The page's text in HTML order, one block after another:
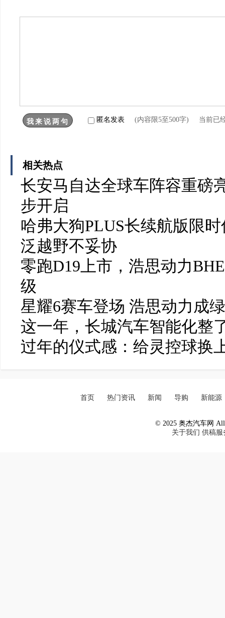
匿名发表 (内容限5至500字) 当前已
相关热点
长安马自达全球车阵容重磅
步开启
哈弗大狗PLUS长续航版限
泛越野不妥协
零跑D19上市，浩思动力
级
星耀6赛车登场 浩思动力成
这一年，长城汽车智能化整
过年的仪式感：给灵控球换
首页 热门资讯 新闻 导购 新能源
© 2025 奥杰汽车网 All
关于我们 供稿服